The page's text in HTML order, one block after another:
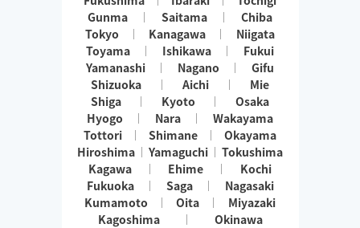
Gunma
Saitama
Chiba
Tokyo
Kanagawa
Niigata
Toyama
Ishikawa
Fukui
Yamanashi
Nagano
Gifu
Shizuoka
Aichi
Mie
Shiga
Kyoto
Osaka
Hyogo
Nara
Wakayama
Tottori
Shimane
Okayama
Hiroshima
Yamaguchi
Tokushima
Kagawa
Ehime
Kochi
Fukuoka
Saga
Nagasaki
Kumamoto
Oita
Miyazaki
Kagoshima
Okinawa